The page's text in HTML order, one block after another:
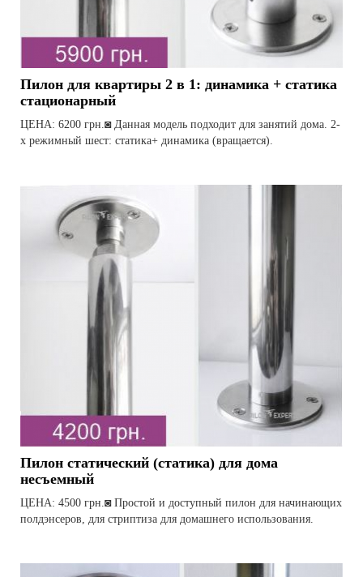
Пилон для квартиры 2 в 1: динамика + статика
стационарный
ЦЕНА: 6200 грн.◙ Данная модель подходит для занятий дома. 2-
х режимный шест: статика+ динамика (вращается).
Пилон статический (статика) для дома
несъемный
ЦЕНА: 4500 грн.◙ Простой и доступный пилон для начинающих
полдэнсеров, для стриптиза для домашнего использования.